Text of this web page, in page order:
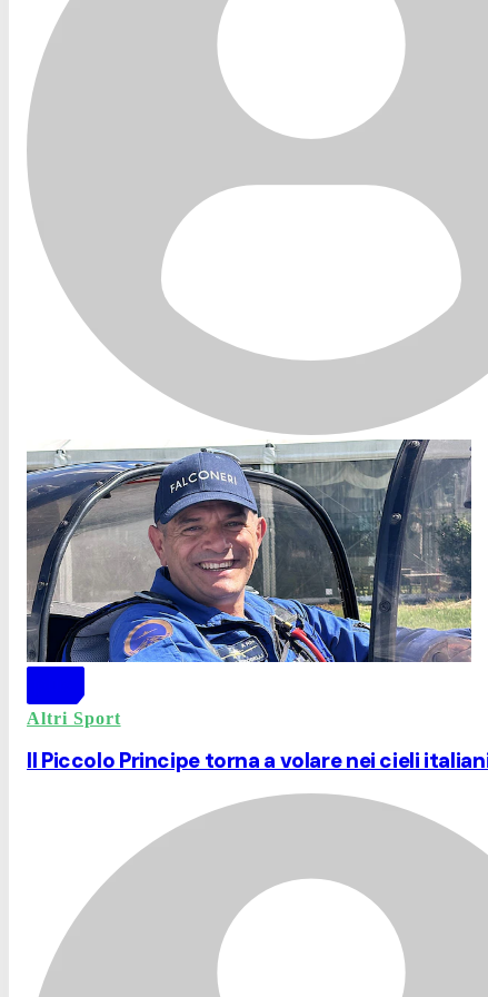
Altri Sport
Il Piccolo Principe torna a volare nei cieli